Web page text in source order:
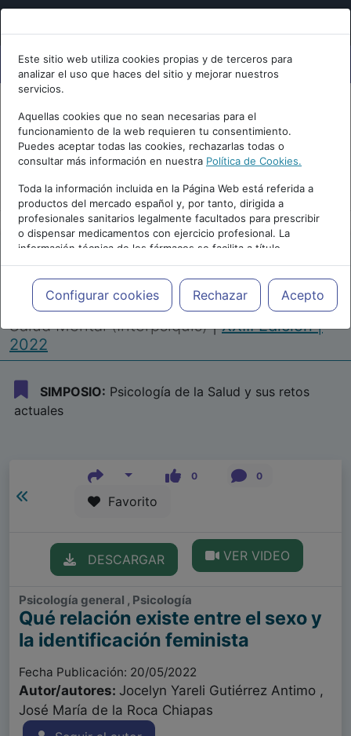
Este sitio web utiliza cookies propias y de terceros para
analizar el uso que haces del sitio y mejorar nuestros
servicios.
Aquellas cookies que no sean necesarias para el
funcionamiento de la web requieren tu consentimiento.
Puedes aceptar todas las cookies, rechazarlas todas o
consultar más información en nuestra Política de Cookies.
Toda la información incluida en la Página Web está referida a
productos del mercado español y, por tanto, dirigida a
profesionales sanitarios legalmente facultados para prescribir
o dispensar medicamentos con ejercicio profesional. La
información técnica de los fármacos se facilita a título
meramente informativo, siendo responsabilidad de los
profesionales facultados prescribir medicamentos y decidir, en
cada caso concreto, el tratamiento más adecuado a las
necesidades del paciente.
Configurar cookies Rechazar Acepto
Repositorio de Artículos |Congreso Virtual
Internacional de Psiquiatría, Psicología y
Salud Mental (Interpsiquis)|XXIII Edición |
2022
SIMPOSIO: Psicología de la Salud y sus retos
actuales
0 0
Favorito
DESCARGAR VER VIDEO
Psicología general , Psicología
Qué relación existe entre el sexo y
la identificación feminista
Fecha Publicación: 20/05/2022
Autor/autores: Jocelyn Yareli Gutiérrez Antimo ,
José María de la Roca Chiapas